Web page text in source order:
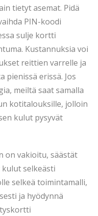
tietyt asemat. Pidä
PIN-koodi
sulje kortti
Kustannuksia voi
reittien varrelle ja
pienissä erissä. Jos
meiltä saat samalla
kotitalouksille, jolloin
kulut pysyvät
on vakioitu, säästät
selkeästi
selkeä toimintamalli,
ja hyödynnä